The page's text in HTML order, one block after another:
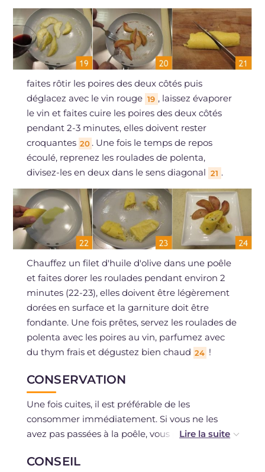
faites rôtir les poires des deux côtés puis
déglacez avec le vin rouge 19 , laissez évaporer
le vin et faites cuire les poires des deux côtés
pendant 2-3 minutes, elles doivent rester
croquantes 20 . Une fois le temps de repos
écoulé, reprenez les roulades de polenta,
divisez-les en deux dans le sens diagonal 21 .
Chauffez un filet d'huile d'olive dans une poêle
et faites dorer les roulades pendant environ 2
minutes (22-23), elles doivent être légèrement
dorées en surface et la garniture doit être
fondante. Une fois prêtes, servez les roulades de
polenta avec les poires au vin, parfumez avec
du thym frais et dégustez bien chaud 24 !
CONSERVATION
Une fois cuites, il est préférable de les
consommer immédiatement. Si vous ne les
avez pas passées à la poêle, vous pouvez les
jours au maximum. La congélation est
CONSEIL